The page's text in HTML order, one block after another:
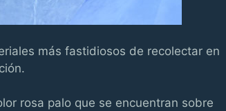
más fastidiosos de recolectar en
rosa palo que se encuentran sobre